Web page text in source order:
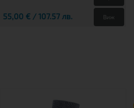
55,00 € / 107.57 лв. Виж